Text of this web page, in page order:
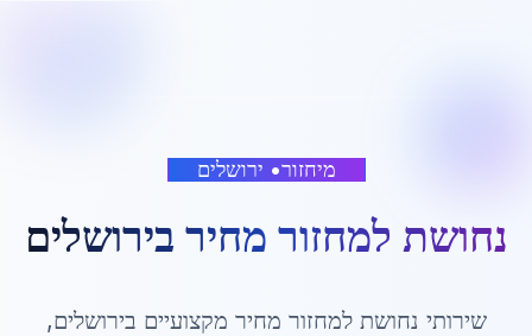
מיחזור• ירושלים
נחושת למחזור מחיר בירושלים
שירותי נחושת למחזור מחיר מקצועיים בירושלים,